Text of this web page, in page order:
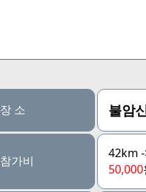
장 소 불암
참가비 42km
50,000